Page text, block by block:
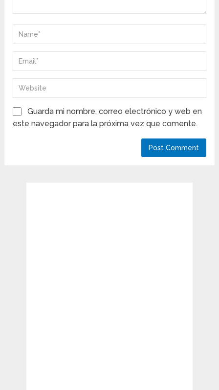
Guarda mi nombre, correo electrónico y web en
este navegador para la próxima vez que comente.